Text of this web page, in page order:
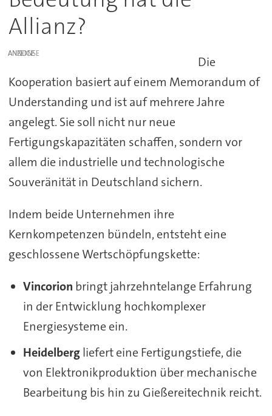
Allianz?
ANZEIGE
Die
Kooperation basiert auf einem Memorandum of
Understanding und ist auf mehrere Jahre
angelegt. Sie soll nicht nur neue
Fertigungskapazitäten schaffen, sondern vor
allem die industrielle und technologische
Souveränität in Deutschland sichern.
Indem beide Unternehmen ihre
Kernkompetenzen bündeln, entsteht eine
geschlossene Wertschöpfungskette:
Vincorion bringt jahrzehntelange Erfahrung
in der Entwicklung hochkomplexer
Energiesysteme ein.
Heidelbergliefert eine Fertigungstiefe, die
von Elektronikproduktion über mechanische
Bearbeitung bis hin zu Gießereitechnik reicht.